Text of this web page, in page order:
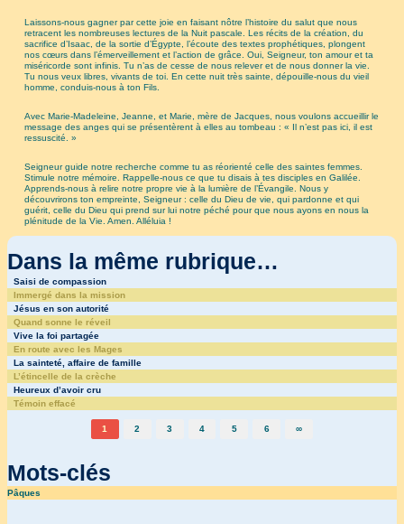
Laissons-nous gagner par cette joie en faisant nôtre l’histoire du salut que nous
retracent les nombreuses lectures de la Nuit pascale. Les récits de la création, du
sacrifice d’Isaac, de la sortie d’Égypte, l’écoute des textes prophétiques, plongent
nos cœurs dans l’émerveillement et l’action de grâce. Oui, Seigneur, ton amour et ta
miséricorde sont infinis. Tu n’as de cesse de nous relever et de nous donner la vie.
Tu nous veux libres, vivants de toi. En cette nuit très sainte, dépouille-nous du vieil
homme, conduis-nous à ton Fils.
Avec Marie-Madeleine, Jeanne, et Marie, mère de Jacques, nous voulons accueillir le
message des anges qui se présentèrent à elles au tombeau : « Il n’est pas ici, il est
ressuscité. »
Seigneur guide notre recherche comme tu as réorienté celle des saintes femmes.
Stimule notre mémoire. Rappelle-nous ce que tu disais à tes disciples en Galilée.
Apprends-nous à relire notre propre vie à la lumière de l’Évangile. Nous y
découvrirons ton empreinte, Seigneur : celle du Dieu de vie, qui pardonne et qui
guérit, celle du Dieu qui prend sur lui notre péché pour que nous ayons en nous la
plénitude de la Vie. Amen. Alléluia !
Dans la même rubrique…
Saisi de compassion
Immergé dans la mission
Jésus en son autorité
Quand sonne le réveil
Vive la foi partagée
En route avec les Mages
La sainteté, affaire de famille
L’étincelle de la crèche
Heureux d’avoir cru
Témoin effacé
1 2 3 4 5 6 ∞
Mots-clés
Pâques